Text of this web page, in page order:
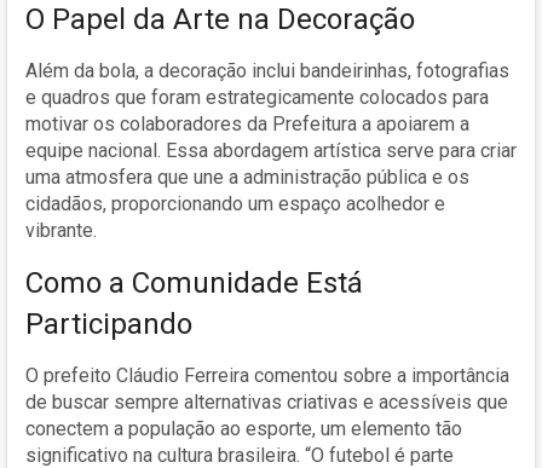
O Papel da Arte na Decoração
Além da bola, a decoração inclui bandeirinhas, fotografias
e quadros que foram estrategicamente colocados para
motivar os colaboradores da Prefeitura a apoiarem a
equipe nacional. Essa abordagem artística serve para criar
uma atmosfera que une a administração pública e os
cidadãos, proporcionando um espaço acolhedor e
vibrante.
Como a Comunidade Está
Participando
O prefeito Cláudio Ferreira comentou sobre a importância
de buscar sempre alternativas criativas e acessíveis que
conectem a população ao esporte, um elemento tão
significativo na cultura brasileira. “O futebol é parte